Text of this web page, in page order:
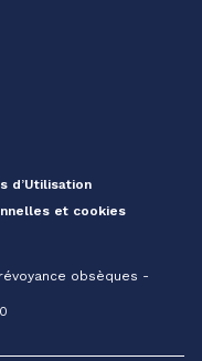
d’Utilisation
et cookies
obsèques -